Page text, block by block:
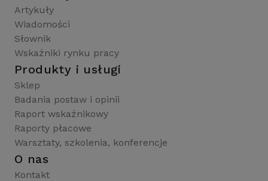
Artykuły
Wiadomości
Słownik
Wskaźniki rynku pracy
Produkty i usługi
Sklep
Badania postaw i opinii
Raport wskaźnikowy
Raporty płacowe
Warsztaty, szkolenia, konferencje
O nas
Kontakt